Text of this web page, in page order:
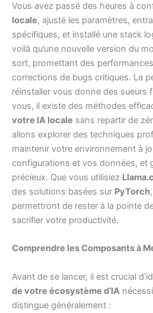
Vous avez passé des heures à
locale, ajusté les paramètres,
spécifiques, et installé une stack
voilà qu’une nouvelle version du
sort, promettant des
corrections de bugs critiques. La
réinstaller vous donne des sueurs
vous, il existe des méthodes
votre IA locale sans repartir de
allons explorer des techniques
maintenir votre environnement à
configurations et vos données, et
précieux. Que vous utilisiez
des solutions basées sur PyTorch
permettront de rester à la pointe
sacrifier votre productivité.
Comprendre les Composants à
Avant de se lancer, il est crucial
de votre écosystème d’IA
distingue généralement :